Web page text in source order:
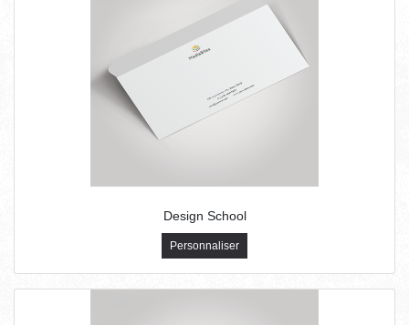
Design School
Personnaliser